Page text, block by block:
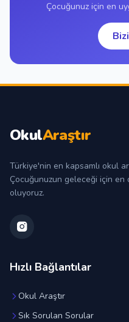
Çocuğunuz için en
OkulAraştır
Türkiye'nin en kapsamlı okul
Çocuğunuzun geleceği için en
oluyoruz.
Hızlı Bağlantılar
Okul Araştır
Sık Sorulan Sorular